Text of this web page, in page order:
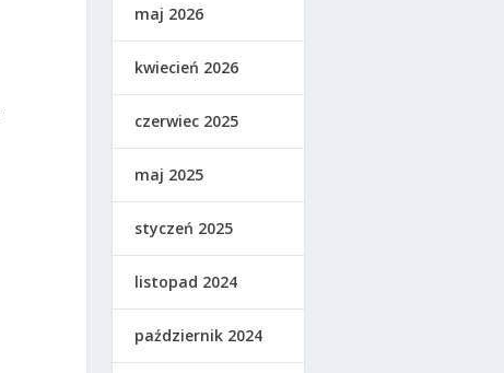
maj 2026
kwiecień 2026
czerwiec 2025
maj 2025
styczeń 2025
listopad 2024
październik 2024